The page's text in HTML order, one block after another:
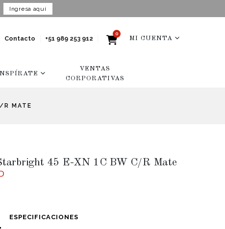
Ingresa aquí
Contacto +51 989 253 912
0
MI CUENTA
VENTAS
CORPORATIVAS
R MATE
45 E-XN 1C BW C/R Mate
ESPECIFICACIONES